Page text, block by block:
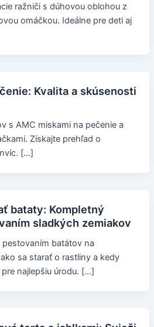
ražniči s dúhovou oblohou z
omáčkou. Ideálne pre deti aj
Kvalita a skúsenosti
s AMC miskami na pečenie a
Získajte prehľad o
[…]
bataty: Kompletný
sladkých zemiakov
batátov na
sa starať o rastliny a kedy
najlepšiu úrodu. […]